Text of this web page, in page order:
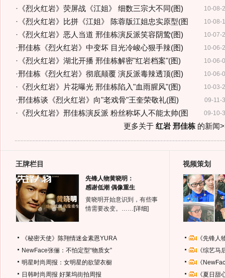
10-08-
· 《烈火红岩》荧屏战《江姐》 细数三宗大不同(图)
10-08-
· 《烈火红岩》比拼《江姐》 陈蓉版江姐忠实原型(图
10-07-
· 《烈火红岩》恶人当道 邢佳栋演反派笑容阴鸷(图)
10-06-
·邢佳栋《烈火红岩》中变坏 目光冷峻心狠手辣(图)
10-06-
· 《烈火红岩》湖北开播 邢佳栋解密"红岩档案"(图)
10-06-
·邢佳栋《烈火红岩》彻底颠覆 演反派毒辣透顶(图)
10-03-
· 《烈火红岩》片花曝光 邢佳栋陷入"血雨腥风"(图)
09-11-
·邢佳栋谈《烈火红岩》向"老戏骨"王奎荣敬礼(图)
09-10-
· 《烈火红岩》邢佳栋演反派 粉丝称坏人不能太帅(图
更多关于 红岩 邢佳栋的新闻
王牌栏目
先锋人物黄晓明：
感谢低潮 偶像重生
黄晓明开始意识到，有些事
情需要改变。…… [详细]
《秘密天使》陈翔情迷金素恩YURA
NewFace张俪：不怕定型“物质女”
明星时尚周报：女明星的欲望衣橱
日韩时尚周报 好莱坞街拍周报
视频策划
《先锋
《综艺
《
《夏日